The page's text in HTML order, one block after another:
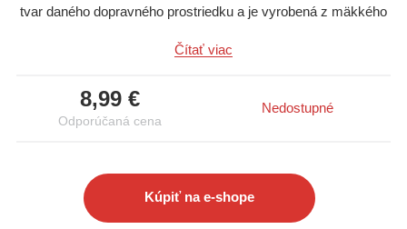
tvar daného dopravného prostriedku a je vyrobená z mäkkého
čakajú veselé príbehy plné zvieracích hrdinov, ktorí jazdia na
a atraktívnym ilustráciám sa malí čitatelia môžu aktívne zapojiť
do deja. Knižky podporujú fantáziu, slovnú zásobu aj jemnú
dopravných prostriedkov.
Čítať viac
8,99 €
Odporúčaná cena
Nedostupné
Kúpiť na e-shope